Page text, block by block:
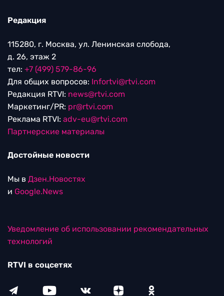
Редакция
115280, г. Москва, ул. Ленинская слобода,
д. 26, этаж 2
тел: +7 (499) 579-86-96
Для общих вопросов: Infortvi@rtvi.com
Редакция RTVI: news@rtvi.com
Маркетинг/PR: pr@rtvi.com
Реклама RTVI: adv-eu@rtvi.com
Партнерские материалы
Достойные новости
Мы в Дзен.Новостях
и Google.News
Уведомление об использовании рекомендательных
технологий
RTVI в соцсетях